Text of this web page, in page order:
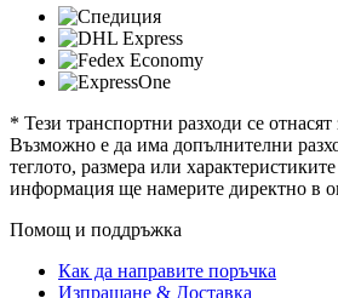
* Тези транспортни разходи се отнасят
Възможно е да има допълнителни
теглото, размера или
информация ще намерите директно в
Помощ и поддръжка
Как да направите поръчка
Изпращане & Доставка